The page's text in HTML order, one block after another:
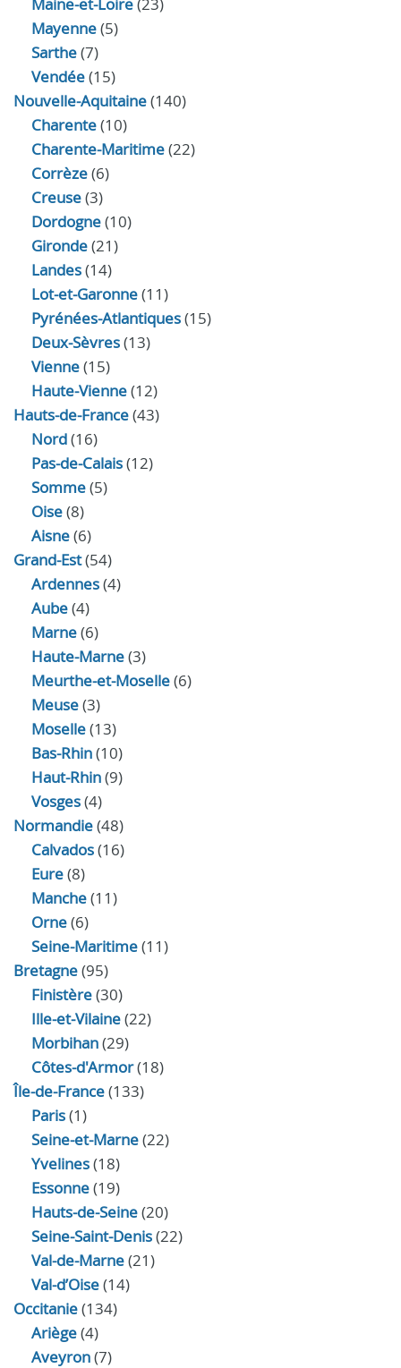
Mayenne(5)
Sarthe(7)
Vendée(15)
Nouvelle-Aquitaine(140)
Charente(10)
Charente-Maritime(22)
Corrèze(6)
Creuse(3)
Dordogne(10)
Gironde(21)
Landes(14)
Lot-et-Garonne(11)
Pyrénées-Atlantiques(15)
Deux-Sèvres(13)
Vienne(15)
Haute-Vienne(12)
Hauts-de-France(43)
Nord(16)
Pas-de-Calais(12)
Somme(5)
Oise(8)
Aisne(6)
Grand-Est(54)
Ardennes(4)
Aube(4)
Marne(6)
Haute-Marne(3)
Meurthe-et-Moselle(6)
Meuse(3)
Moselle(13)
Bas-Rhin(10)
Haut-Rhin(9)
Vosges(4)
Normandie(48)
Calvados(16)
Eure(8)
Manche(11)
Orne(6)
Seine-Maritime(11)
Bretagne(95)
Finistère(30)
Ille-et-Vilaine(22)
Morbihan(29)
Côtes-d'Armor(18)
Île-de-France(133)
Paris(1)
Seine-et-Marne(22)
Yvelines(18)
Essonne(19)
Hauts-de-Seine(20)
Seine-Saint-Denis(22)
Val-de-Marne(21)
Val-d’Oise(14)
Occitanie(134)
Ariège(4)
Aveyron(7)